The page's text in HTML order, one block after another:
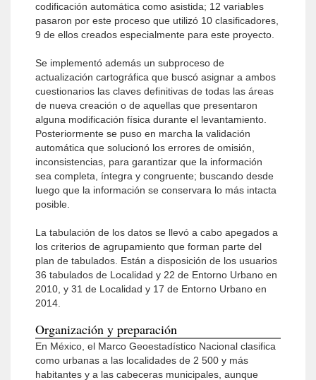
codificación automática como asistida; 12 variables
pasaron por este proceso que utilizó 10 clasificadores,
9 de ellos creados especialmente para este proyecto.
Se implementó además un subproceso de
actualización cartográfica que buscó asignar a ambos
cuestionarios las claves definitivas de todas las áreas
de nueva creación o de aquellas que presentaron
alguna modificación física durante el levantamiento.
Posteriormente se puso en marcha la validación
automática que solucionó los errores de omisión,
inconsistencias, para garantizar que la información
sea completa, íntegra y congruente; buscando desde
luego que la información se conservara lo más intacta
posible.
La tabulación de los datos se llevó a cabo apegados a
los criterios de agrupamiento que forman parte del
plan de tabulados. Están a disposición de los usuarios
36 tabulados de Localidad y 22 de Entorno Urbano en
2010, y 31 de Localidad y 17 de Entorno Urbano en
2014.
Organización y preparación
En México, el Marco Geoestadístico Nacional clasifica
como urbanas a las localidades de 2 500 y más
habitantes y a las cabeceras municipales, aunque